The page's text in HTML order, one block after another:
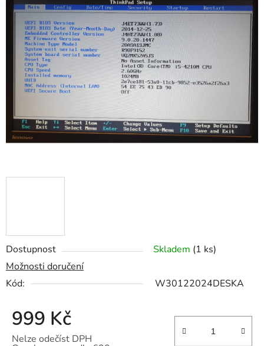
Dostupnost Skladem (1 ks)
Možnosti doručení
Kód:
W30122024DESKA
999 Kč
Nelze odečíst DPH
hvězdiček.